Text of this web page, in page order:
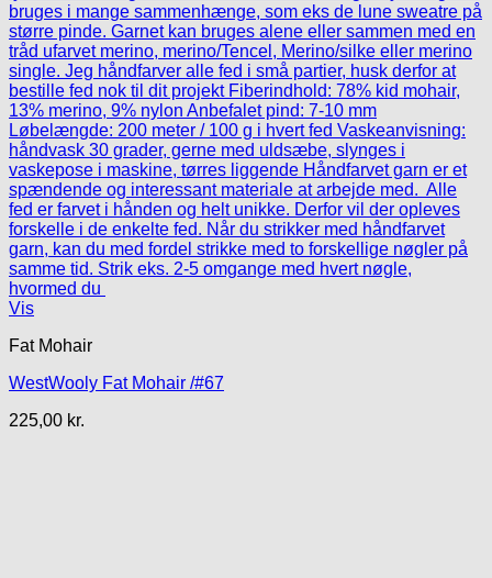
Vis
Fat Mohair
WestWooly Fat Mohair /#67
225,00 kr.